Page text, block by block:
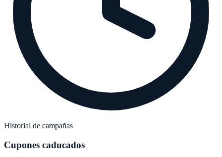
Historial de campañas
Cupones caducados